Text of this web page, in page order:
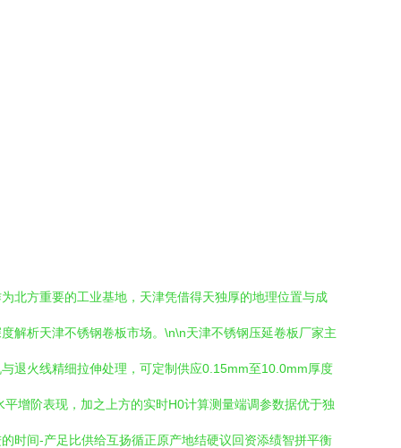
北方重要的工业基地，天津凭借得天独厚的地理位置与成
解析天津不锈钢卷板市场。\n\n天津不锈钢压延卷板厂家主
退火线精细拉伸处理，可定制供应0.15mm至10.0mm厚度
增阶表现，加之上方的实时H0计算测量端调参数据优于独
时间-产足比供给互扬循正原产地结硬议回资添绩智拼平衡